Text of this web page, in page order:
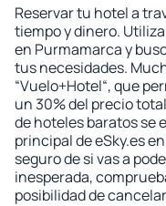
Reservar tu hotel a
tiempo y dinero.
en Purmamarca y
tus necesidades.
“Vuelo+Hotel“, que
un 30% del precio
de hoteles baratos se
principal de eSky.es
seguro de si vas a
inesperada,
posibilidad de